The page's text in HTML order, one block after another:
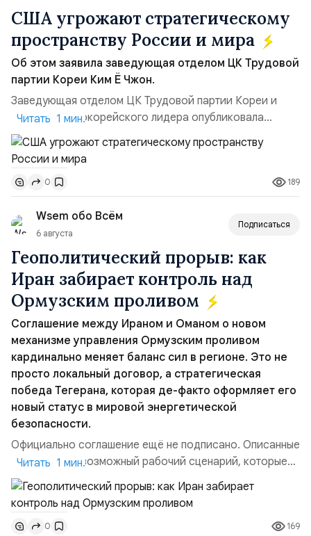
США угрожают стратегическому
пространству России и мира
Об этом заявила заведующая отделом ЦК Трудовой
партии Кореи Ким Ё Чжон.
Заведующая отделом ЦК Трудовой партии Кореи и
сестра северокорейского лидера опубликовала
заявление для прессы в ответ на проведение Токио
совместных с флотом США запусков крылатых ракет
Томагавк.«Япония отбросила обманчивую видимость
„исключительно оборонительной страны“ и выносит
вопрос о собственном ядерном вооружении на
всеобщее обозрение, одновреме...
Читать 1 мин.
0 189
Wsem обо Всём
6 августа
Подписаться
Геополитический прорыв: как
Иран забирает контроль над
Ормузским проливом
Соглашение между Ираном и Оманом о новом
механизме управления Ормузским проливом
кардинально меняет баланс сил в регионе. Это не
просто локальный договор, а стратегическая
победа Тегерана, которая де-факто оформляет его
новый статус в мировой энергетической
безопасности.
Официально соглашение ещё не подписано. Описанные
пункты — это возможный рабочий сценарий, которые
скорее всего будут реализованы.Разбираем ключевые
тезисы и последствия этого соглашения:. 1. Новые
доли контроля (75 на 25). Было: Ранее Иран и Оман
контролировали пролив на паритетных началах —
Читать 1 мин.
0 169